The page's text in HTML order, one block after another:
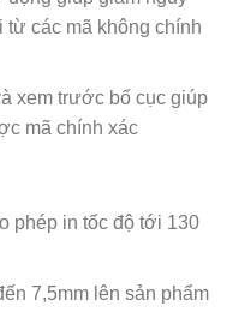
các mã không chính
xem trước bố cục giúp
mã chính xác
phép in tốc độ tới 130
7,5mm lên sản phẩm